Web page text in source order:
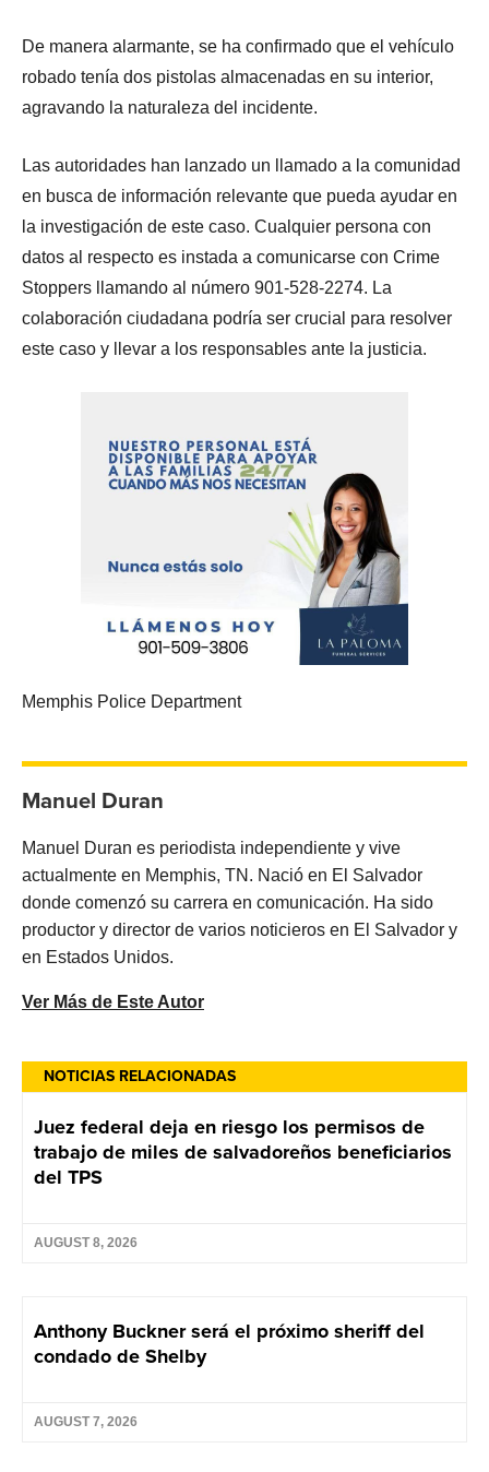
NOTICIAS RELACIONADAS
Juez federal deja en riesgo los permisos de
trabajo de miles de salvadoreños beneficiarios
del TPS
AUGUST 8, 2026
Anthony Buckner será el próximo sheriff del
condado de Shelby
AUGUST 7, 2026
De manera alarmante, se ha confirmado que el vehículo
robado tenía dos pistolas almacenadas en su interior,
agravando la naturaleza del incidente.
Las autoridades han lanzado un llamado a la comunidad
en busca de información relevante que pueda ayudar en
la investigación de este caso. Cualquier persona con
datos al respecto es instada a comunicarse con Crime
Stoppers llamando al número 901-528-2274. La
colaboración ciudadana podría ser crucial para resolver
este caso y llevar a los responsables ante la justicia.
Memphis Police Department
Manuel Duran
Manuel Duran es periodista independiente y vive
actualmente en Memphis, TN. Nació en El Salvador
donde comenzó su carrera en comunicación. Ha sido
productor y director de varios noticieros en El Salvador y
en Estados Unidos.
Ver Más de Este Autor